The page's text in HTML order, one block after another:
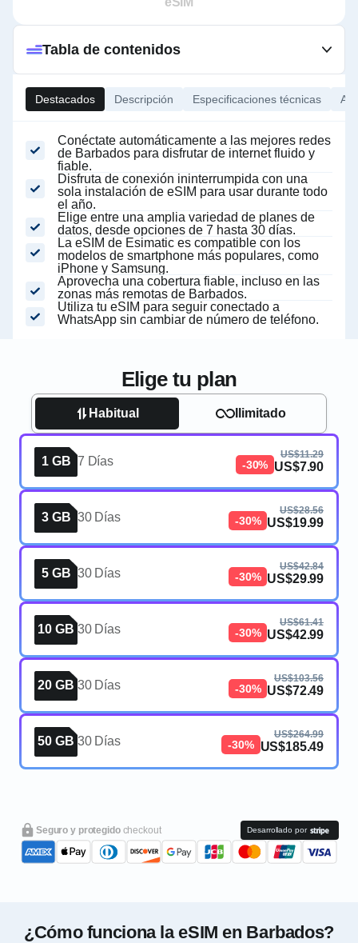
Destacados Descripción Especificaciones técnicas
Conéctate automáticamente a las mejores redes
de Barbados para disfrutar de internet fluido y
fiable.
Disfruta de conexión ininterrumpida con una
sola instalación de eSIM para usar durante todo
el año.
Elige entre una amplia variedad de planes de
datos, desde opciones de 7 hasta 30 días.
La eSIM de Esimatic es compatible con los
modelos de smartphone más populares, como
iPhone y Samsung.
Aprovecha una cobertura fiable, incluso en las
zonas más remotas de Barbados.
Utiliza tu eSIM para seguir conectado a
WhatsApp sin cambiar de número de teléfono.
Tabla de contenidos
Elige tu plan
Habitual Ilimitado
1 GB 7 Días -30%
US$11.29
US$7.90
3 GB 30 Días -30%
US$28.56
US$19.99
5 GB 30 Días -30%
US$42.84
US$29.99
10 GB 30 Días -30%
US$61.41
US$42.99
20 GB 30 Días -30%
US$103.56
US$72.49
50 GB 30 Días -30%
US$264.99
US$185.49
Seguro y protegido checkout Desarrollado por
¿Cómo funciona la eSIM en Barbados?